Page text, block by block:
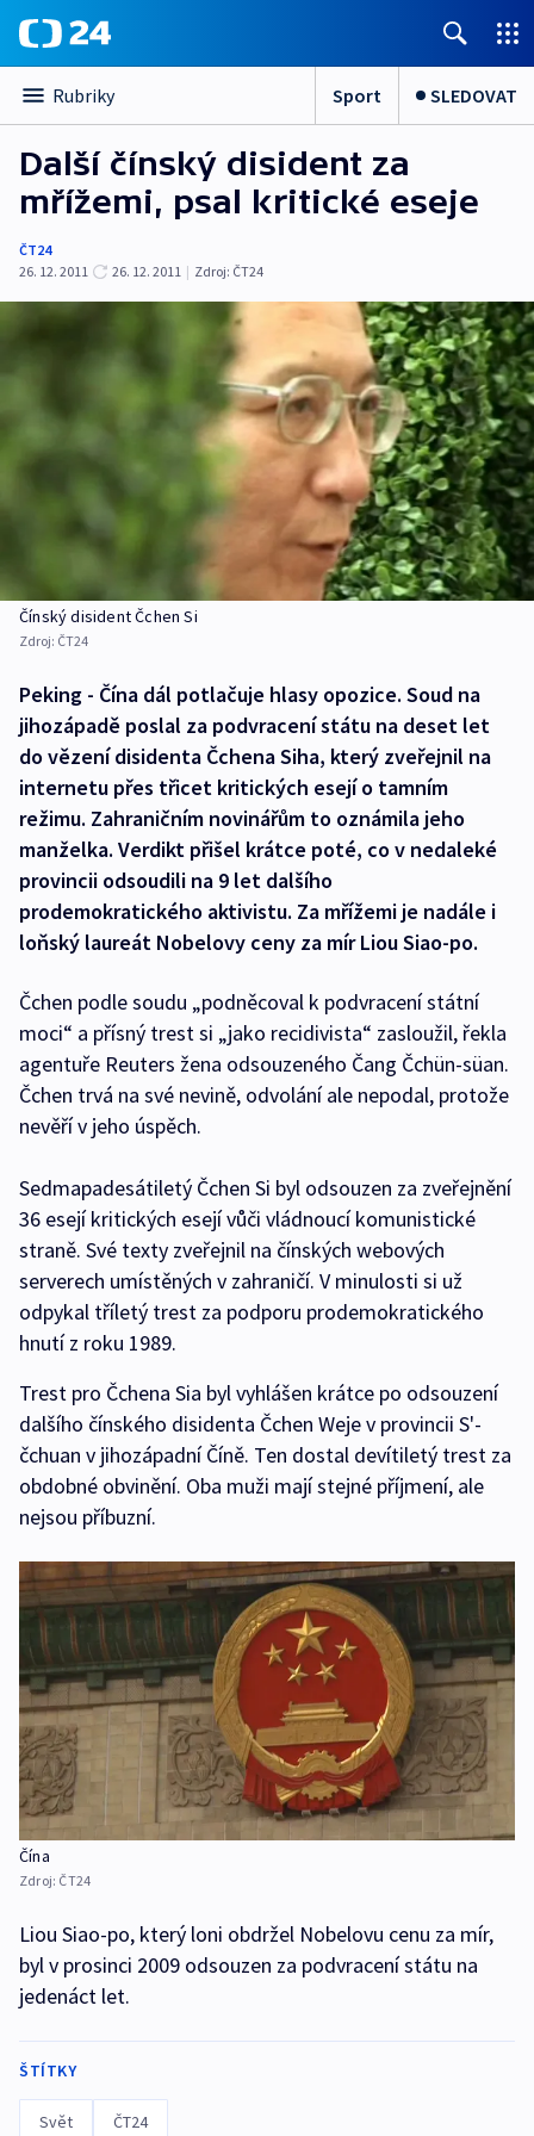
Rubriky Sport SLEDOVAT
Další čínský disident za
mřížemi, psal kritické eseje
ČT24
26. 12. 2011
26. 12. 2011 | Zdroj: ČT24
Čínský disident Čchen Si
Zdroj: ČT24
Peking - Čína dál potlačuje hlasy opozice. Soud na
jihozápadě poslal za podvracení státu na deset let
do vězení disidenta Čchena Siha, který zveřejnil na
internetu přes třicet kritických esejí o tamním
režimu. Zahraničním novinářům to oznámila jeho
manželka. Verdikt přišel krátce poté, co v nedaleké
provincii odsoudili na 9 let dalšího
prodemokratického aktivistu. Za mřížemi je nadále i
loňský laureát Nobelovy ceny za mír Liou Siao-po.
Čchen podle soudu „podněcoval k podvracení státní
moci“ a přísný trest si „jako recidivista“ zasloužil, řekla
agentuře Reuters žena odsouzeného Čang Čchün-süan.
Čchen trvá na své nevině, odvolání ale nepodal, protože
nevěří v jeho úspěch.
Sedmapadesátiletý Čchen Si byl odsouzen za zveřejnění
36 esejí kritických esejí vůči vládnoucí komunistické
straně. Své texty zveřejnil na čínských webových
serverech umístěných v zahraničí. V minulosti si už
odpykal tříletý trest za podporu prodemokratického
hnutí z roku 1989.
Trest pro Čchena Sia byl vyhlášen krátce po odsouzení
dalšího čínského disidenta Čchen Weje v provincii S'-
čchuan v jihozápadní Číně. Ten dostal devítiletý trest za
obdobné obvinění. Oba muži mají stejné příjmení, ale
nejsou příbuzní.
Čína
Zdroj: ČT24
Liou Siao-po, který loni obdržel Nobelovu cenu za mír,
byl v prosinci 2009 odsouzen za podvracení státu na
jedenáct let.
ŠTÍTKY
Svět ČT24